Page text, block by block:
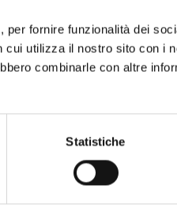
fornire funzionalità dei
utilizza il nostro sito con i
combinarle con altre
Statistiche
delle
#lemieTerrediPisa
Esperienze
Territori